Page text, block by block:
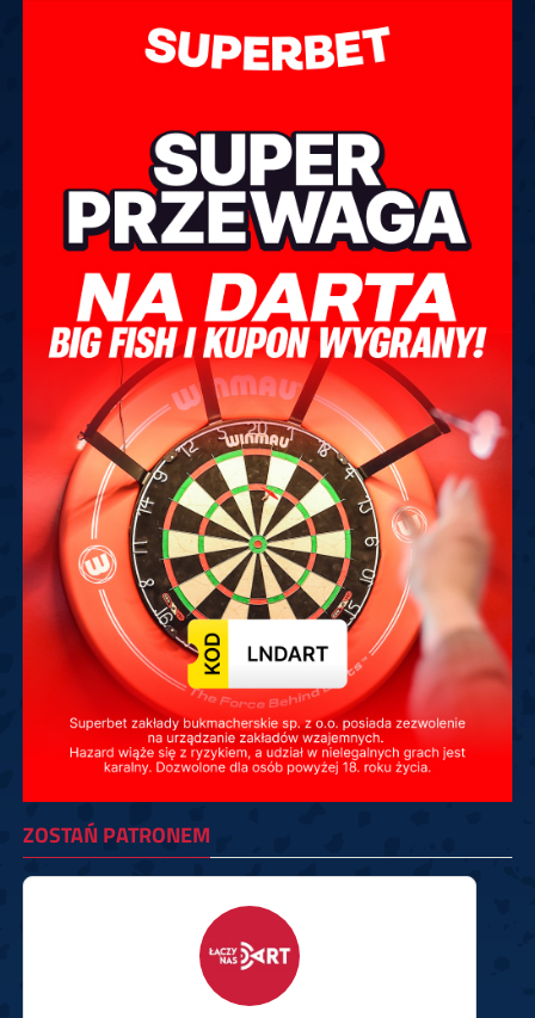
ZOSTAŃ PATRONEM